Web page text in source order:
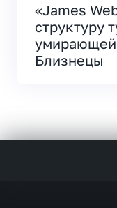
«James
структуру
умирающей
Близнецы